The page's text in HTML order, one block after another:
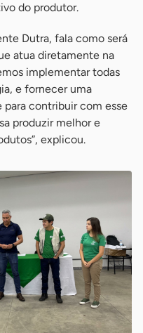
do produtor.
Dutra, fala como será
atua diretamente na
implementar todas
e fornecer uma
contribuir com esse
produzir melhor e
explicou.